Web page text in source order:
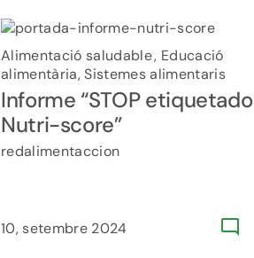
Alimentació saludable , Educació
alimentària, Sistemes alimentaris
Informe “STOP etiquetado
Nutri-score”
redalimentaccion
10, setembre 2024